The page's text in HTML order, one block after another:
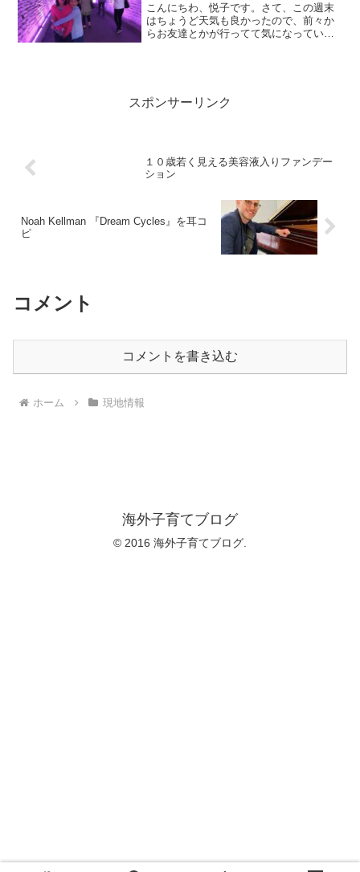
こんにちわ、悦子です。さて、この週末
はちょうど天気も良かったので、前々か
らお友達とかが行ってて気になっていた
スポンサーリンク
１０歳若く見える美容液入りファンデー
ション
Noah Kellman 『Dream Cycles』を耳コ
ピ
コメント
コメントを書き込む
ホーム 現地情報
海外子育てブログ
© 2016 海外子育てブログ.